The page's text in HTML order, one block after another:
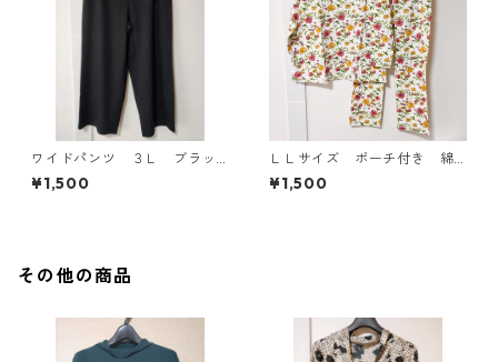
ワイドパンツ ３Ｌ ブラッ
ク KAE-4697
¥1,500
ＬＬサイズ ポーチ付き 綿
１００％ 花柄 トラベルパ
ジャマ ホワイト KAE-4578
¥1,500
その他の商品